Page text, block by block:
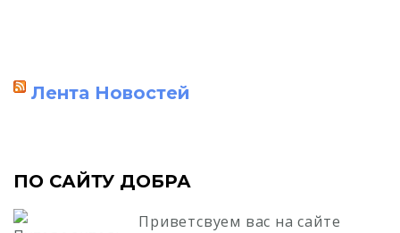
Лента Новостей
ПО САЙТУ ДОБРА
Приветсвуем вас на сайте